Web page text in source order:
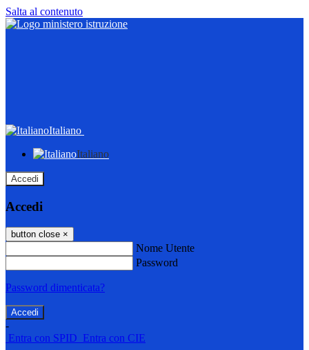
Salta al contenuto
Italiano
Italiano
Accedi
Accedi
button close ×
Nome Utente
Password
Password dimenticata?
-
Entra con SPID Entra con CIE